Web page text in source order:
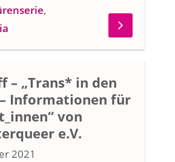
,
– „Trans* in den
Informationen für
von
e.V.
2021